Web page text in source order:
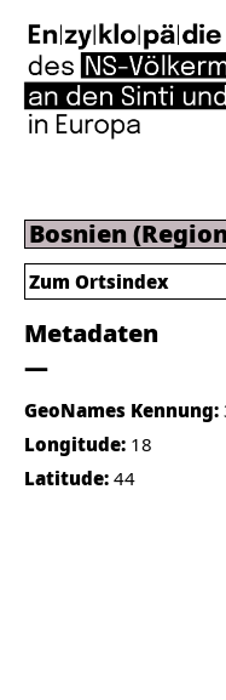
Bosnien
Metadaten
GeoNames Kennung:
Longitude: 18
Latitude: 44
Zum Ortsindex